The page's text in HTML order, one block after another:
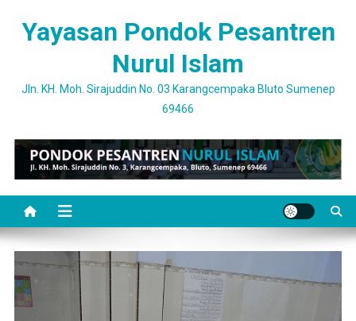
Yayasan Pondok Pesantren
Nurul Islam
Jln. KH. Moh. Sirajuddin No. 03 Karangcempaka Bluto Sumenep
69466